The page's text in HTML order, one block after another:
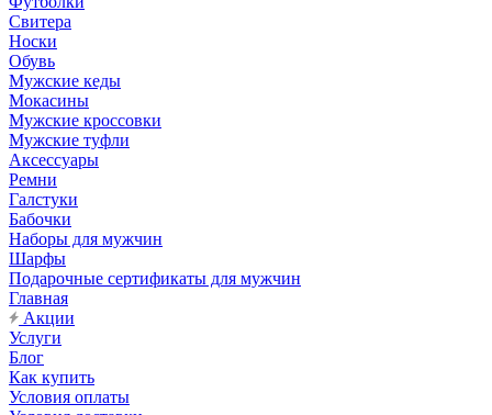
Свитера
Носки
Обувь
Мужские кеды
Мокасины
Мужские кроссовки
Мужские туфли
Аксессуары
Ремни
Галстуки
Бабочки
Наборы для мужчин
Шарфы
Подарочные сертификаты для мужчин
Главная
Акции
Услуги
Блог
Как купить
Условия оплаты